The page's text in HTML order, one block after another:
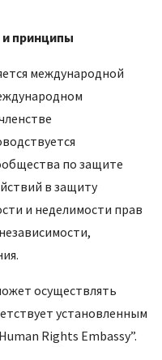
принципы
международной
по защите
в защиту
и неделимости прав
осуществлять
установленным
Rights Embassy”.